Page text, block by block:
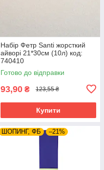
Набір Фетр Santi жорсткий
айворі 21*30см (10л) код:
740410
Готово до відправки
93,90 ₴ 123,55 ₴
Купити
ШОПИНГ, ФБ –21%